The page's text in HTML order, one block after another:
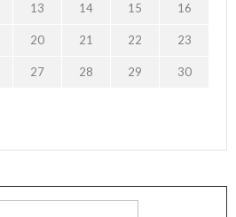
13 14 15 16
20 21 22 23
27 28 29 30